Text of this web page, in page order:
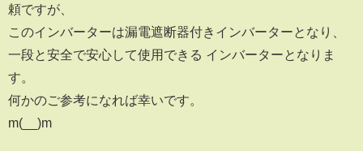
頼ですが、
このインバーターは漏電遮断器付きインバーターとなり、
一段と安全で安心して使用できる インバーターとなりま
す。
何かのご参考になれば幸いです。
m(__)m